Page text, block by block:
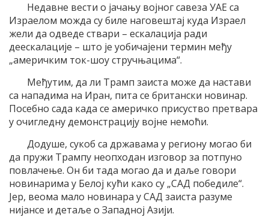
Недавне вести о јачању војног савеза УАЕ са
Израелом можда су биле наговештај куда Израел
жели да одведе ствари – ескалација ради
деескалације – што је уобичајени термин међу
„америчким ток-шоу стручњацима“.
Међутим, да ли Трамп заиста може да настави
са нападима на Иран, пита се британски новинар.
Посебно сада када се америчко присуство претвара
у очигледну демонстрацију војне немоћи.
Додуше, сукоб са државама у региону могао би
да пружи Трампу неопходан изговор за потпуно
повлачење. Он би тада могао да и даље говори
новинарима у Белој кући како су „САД победиле“.
Јер, веома мало новинара у САД заиста разуме
нијансе и детаље о Западној Азији.